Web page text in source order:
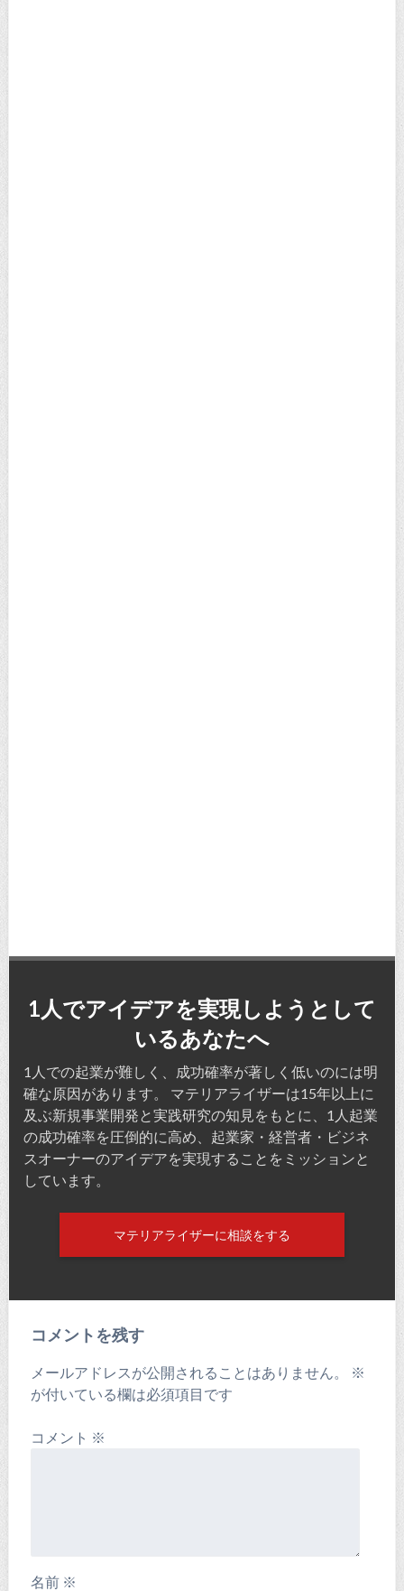
1人でアイデアを実現しようとして
いるあなたへ
1人での起業が難しく、成功確率が著しく低いのには明
確な原因があります。 マテリアライザーは15年以上に
及ぶ新規事業開発と実践研究の知見をもとに、1人起業
の成功確率を圧倒的に高め、起業家・経営者・ビジネ
スオーナーのアイデアを実現することをミッションと
しています。
マテリアライザーに相談をする
コメントを残す
メールアドレスが公開されることはありません。
※
が付いている欄は必須項目です
コメント ※
名前 ※